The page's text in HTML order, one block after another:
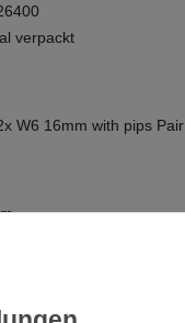
verpackt
W6 16mm with pips Pair